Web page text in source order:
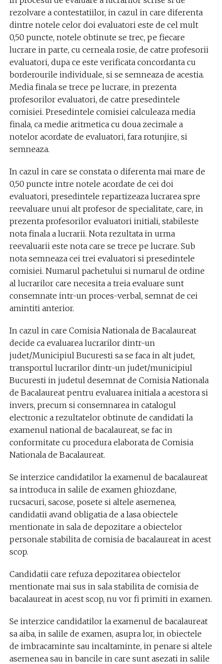
rezolvare a contestatiilor, in cazul in care diferenta
dintre notele celor doi evaluatori este de cel mult
0,50 puncte, notele obtinute se trec, pe fiecare
lucrare in parte, cu cerneala rosie, de catre profesorii
evaluatori, dupa ce este verificata concordanta cu
borderourile individuale, si se semneaza de acestia.
Media finala se trece pe lucrare, in prezenta
profesorilor evaluatori, de catre presedintele
comisiei. Presedintele comisiei calculeaza media
finala, ca medie aritmetica cu doua zecimale a
notelor acordate de evaluatori, fara rotunjire, si
semneaza.
In cazul in care se constata o diferenta mai mare de
0,50 puncte intre notele acordate de cei doi
evaluatori, presedintele repartizeaza lucrarea spre
reevaluare unui alt profesor de specialitate, care, in
prezenta profesorilor evaluatori initiali, stabileste
nota finala a lucrarii. Nota rezultata in urma
reevaluarii este nota care se trece pe lucrare. Sub
nota semneaza cei trei evaluatori si presedintele
comisiei. Numarul pachetului si numarul de ordine
al lucrarilor care necesita a treia evaluare sunt
consemnate intr-un proces-verbal, semnat de cei
amintiti anterior.
In cazul in care Comisia Nationala de Bacalaureat
decide ca evaluarea lucrarilor dintr-un
judet/Municipiul Bucuresti sa se faca in alt judet,
transportul lucrarilor dintr-un judet/municipiul
Bucuresti in judetul desemnat de Comisia Nationala
de Bacalaureat pentru evaluarea initiala a acestora si
invers, precum si consemnarea in catalogul
electronic a rezultatelor obtinute de candidati la
examenul national de bacalaureat, se fac in
conformitate cu procedura elaborata de Comisia
Nationala de Bacalaureat.
Se interzice candidatilor la examenul de bacalaureat
sa introduca in salile de examen ghiozdane,
rucsacuri, sacose, posete si altele asemenea,
candidatii avand obligatia de a lasa obiectele
mentionate in sala de depozitare a obiectelor
personale stabilita de comisia de bacalaureat in acest
scop.
Candidatii care refuza depozitarea obiectelor
mentionate mai sus in sala stabilita de comisia de
bacalaureat in acest scop, nu vor fi primiti in examen.
Se interzice candidatilor la examenul de bacalaureat
sa aiba, in salile de examen, asupra lor, in obiectele
de imbracaminte sau incaltaminte, in penare si altele
asemenea sau in bancile in care sunt asezati in salile